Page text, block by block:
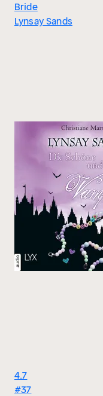
Bride
Lynsay Sands
4.7
#37